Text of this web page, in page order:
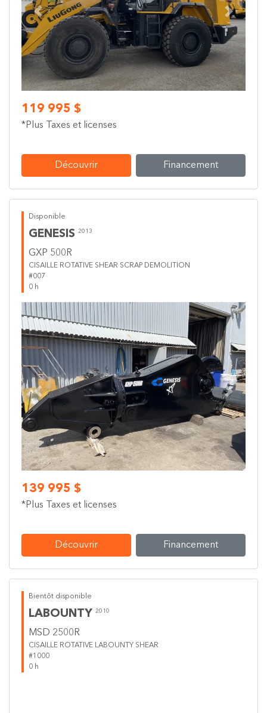
Previous Next
119 995 $
*Plus Taxes et licenses
Découvrir Financement
Disponible
GENESIS 2013
GXP 500R
CISAILLE ROTATIVE SHEAR SCRAP DEMOLITION
#007
0 h
Previous Next
139 995 $
*Plus Taxes et licenses
Découvrir Financement
Bientôt disponible
LABOUNTY 2010
MSD 2500R
CISAILLE ROTATIVE LABOUNTY SHEAR
#1000
0 h